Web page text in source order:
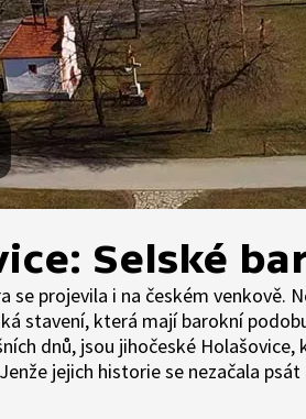
Selské
se projevila i na českém venkově.
stavení, která mají barokní
dnů, jsou jihočeské Holašovice,
jejich historie se nezačala psát